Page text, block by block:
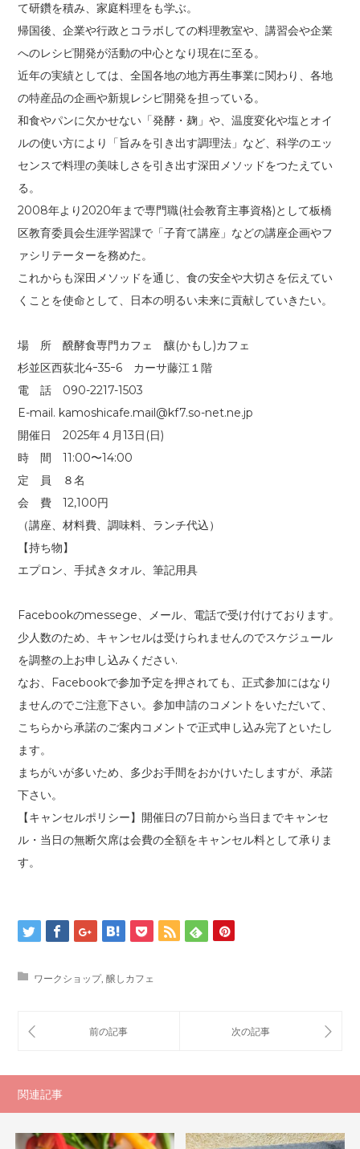
て研鑽を積み、家庭料理をも学ぶ。
帰国後、企業や行政とコラボしての料理教室や、講習会や企業
へのレシピ開発が活動の中心となり現在に至る。
近年の実績としては、全国各地の地方再生事業に関わり、各地
の特産品の企画や新規レシピ開発を担っている。
和食やパンに欠かせない「発酵・麹」や、温度変化や塩とオイ
ルの使い方により「旨みを引き出す調理法」など、科学のエッ
センスで料理の美味しさを引き出す深田メソッドをつたえてい
る。
2008年より2020年まで専門職(社会教育主事資格)として板橋
区教育委員会生涯学習課で「子育て講座」などの講座企画やフ
ァシリテーターを務めた。
これからも深田メソッドを通じ、食の安全や大切さを伝えてい
くことを使命として、日本の明るい未来に貢献していきたい。
場 所 醗酵食専門カフェ 釀(かもし)カフェ
杉並区西荻北4ｰ35ｰ6 カーサ藤江１階
電 話 090-2217-1503
E-mail. kamoshicafe.mail@kf7.so-net.ne.jp
開催日 2025年４月13日(日)
時 間 11:00〜14:00
定 員 ８名
会 費 12,100円
（講座、材料費、調味料、ランチ代込）
【持ち物】
エプロン、手拭きタオル、筆記用具
Facebookのmessege、メール、電話で受け付けております。
少人数のため、キャンセルは受けられませんのでスケジュール
を調整の上お申し込みください.
なお、Facebookで参加予定を押されても、正式参加にはなり
ませんのでご注意下さい。参加申請のコメントをいただいて、
こちらから承諾のご案内コメントで正式申し込み完了といたし
ます。
まちがいが多いため、多少お手間をおかけいたしますが、承諾
下さい。
【キャンセルポリシー】開催日の7日前から当日までキャンセ
ル・当日の無断欠席は会費の全額をキャンセル料として承りま
す。
ワークショップ, 醸しカフェ
関連記事